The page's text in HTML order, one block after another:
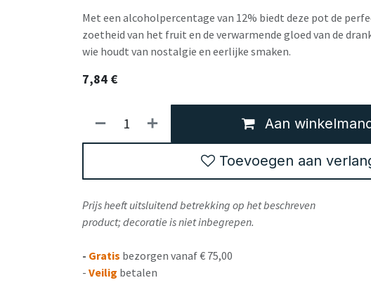
Met een alcoholpercentage van 12% biedt deze pot de
zoetheid van het fruit en de verwarmende gloed van de
wie houdt van nostalgie en eerlijke smaken.
7,84 €
Aan
Toevoegen aan
Prijs heeft uitsluitend betrekking op het beschreven
product; decoratie is niet inbegrepen.
- Gratis bezorgen vanaf € 75,00
- Veilig betalen